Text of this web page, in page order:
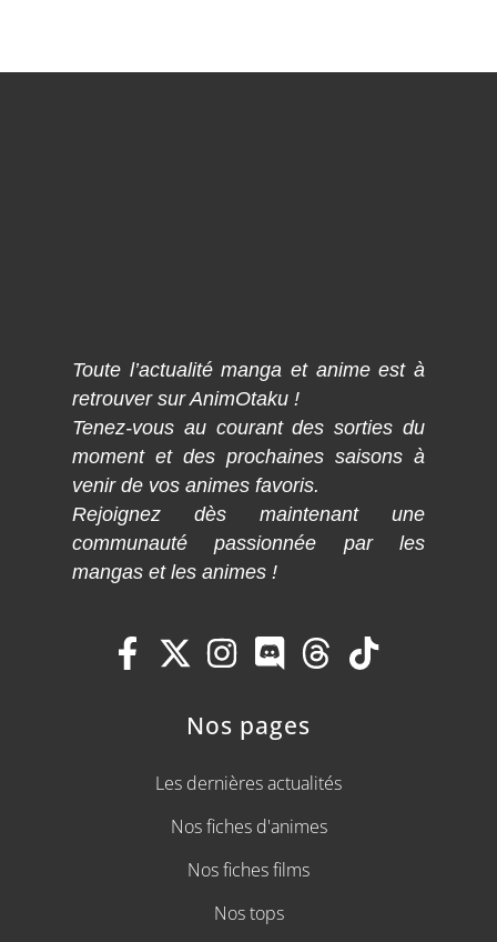
Toute l’actualité manga et anime est à
retrouver sur AnimOtaku !
Tenez-vous au courant des sorties du
moment et des prochaines saisons à
venir de vos animes favoris.
Rejoignez dès maintenant une
communauté passionnée par les
mangas et les animes !
Nos pages
Les dernières actualités
Nos fiches d'animes
Nos fiches films
Nos tops